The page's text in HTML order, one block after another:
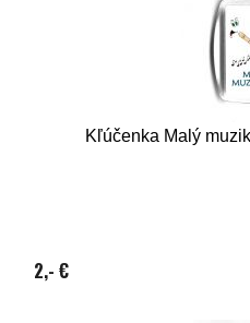
Kľúčenka Malý
2,- €